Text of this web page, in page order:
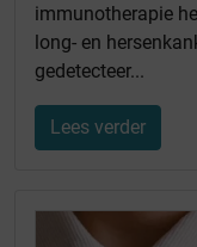
immunotherapie
long- en
gedetecteer...
Lees verder